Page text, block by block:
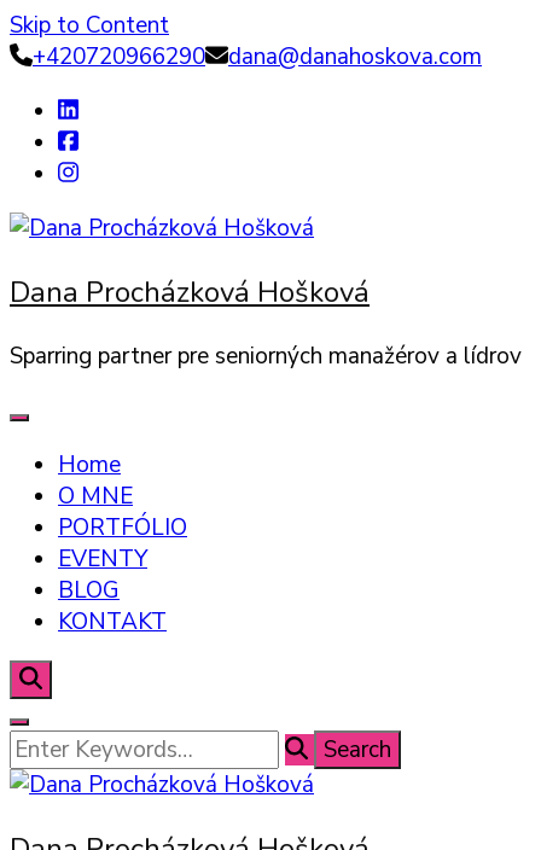
Skip to Content
+420720966290
dana@danahoskova.com
Dana Procházková Hošková
Sparring partner pre seniorných manažérov a lídrov
Home
O MNE
PORTFÓLIO
EVENTY
BLOG
KONTAKT
Looking
for